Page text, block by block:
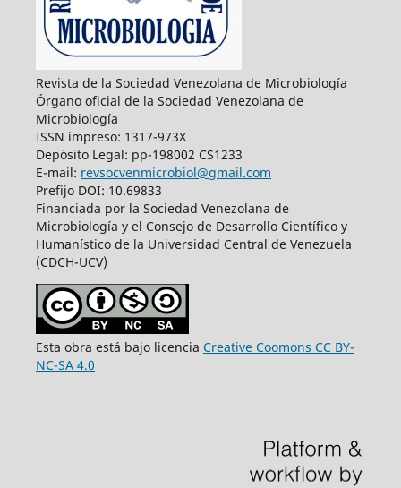
Revista de la Sociedad Venezolana de Microbiología
Órgano oficial de la Sociedad Venezolana de
Microbiología
ISSN impreso: 1317-973X
Depósito Legal: pp-198002 CS1233
E-mail: revsocvenmicrobiol@gmail.com
Prefijo DOI: 10.69833
Financiada por la Sociedad Venezolana de
Microbiología y el Consejo de Desarrollo Científico y
Humanístico de la Universidad Central de Venezuela
(CDCH-UCV)
Esta obra está bajo licencia Creative Coomons CC BY-
NC-SA 4.0